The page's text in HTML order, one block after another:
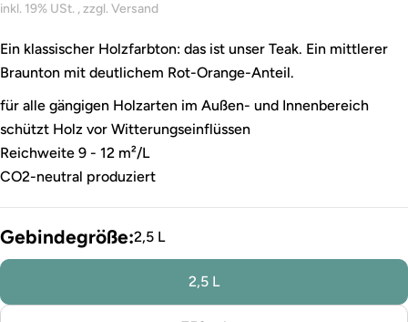
inkl. 19% USt. , zzgl. Versand
Ein klassischer Holzfarbton: das ist unser Teak. Ein mittlerer
Braunton mit deutlichem Rot-Orange-Anteil.
für alle gängigen Holzarten im Außen- und Innenbereich
schützt Holz vor Witterungseinflüssen
Reichweite 9 - 12 m²/L
CO2-neutral produziert
Gebindegröße:2,5 L
2,5 L